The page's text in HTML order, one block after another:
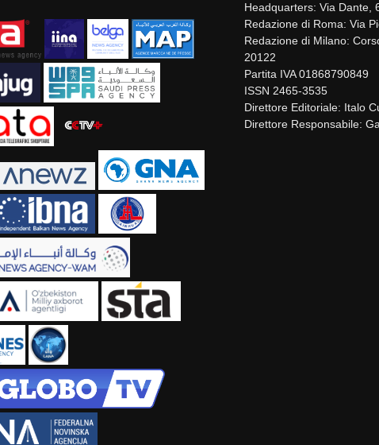
Headquarters: Via Dante,
Redazione di Roma: Via
Redazione di Milano:
20122
Partita IVA 01868790849
ISSN 2465-3535
Direttore Editoriale: Italo
Direttore Responsabile: